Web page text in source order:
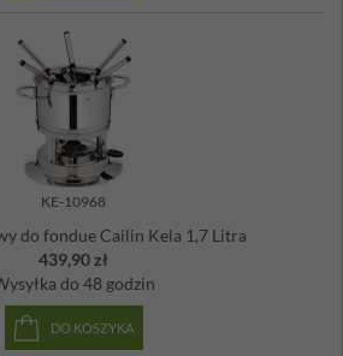
KE-10968
do fondue Cailin Kela 1,7 Litra
439,90 zł
do 48 godzin
DO KOSZYKA